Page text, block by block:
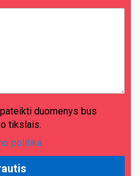
duomenys bus
tikslais.
politika